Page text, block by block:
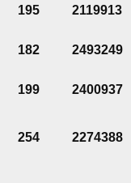
195 2119913
182 2493249
199 2400937
254 2274388